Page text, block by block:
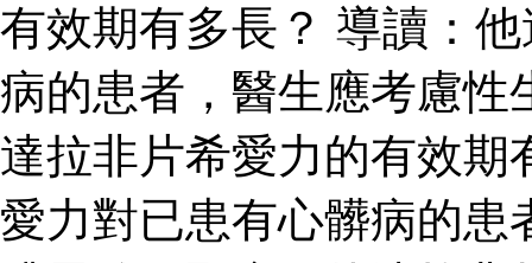
有效期有多長？ 導讀：
病的患者，醫生應考慮性
達拉非片希愛力的有效期
愛力對已患有心髒病的患